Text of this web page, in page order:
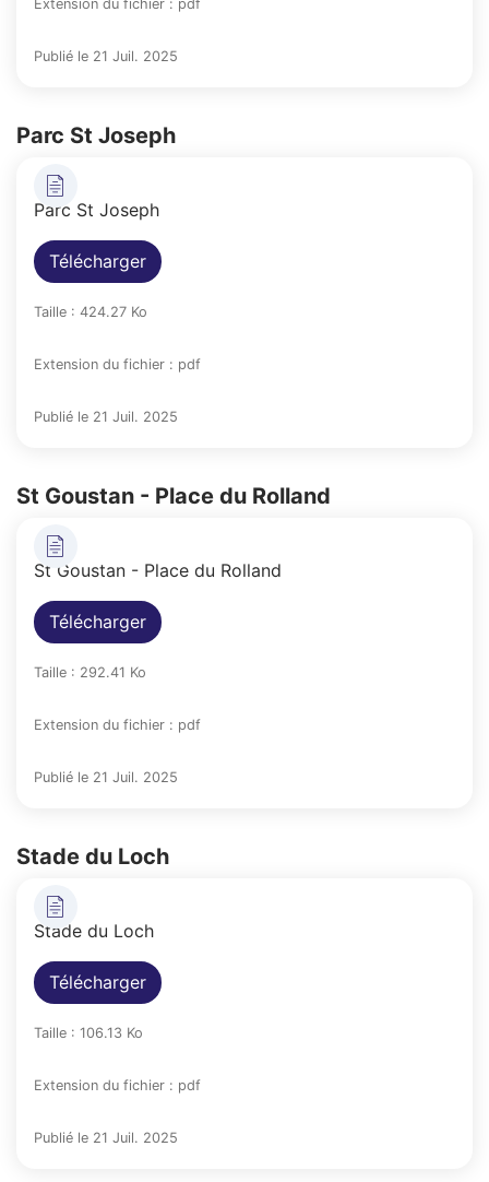
Extension du fichier : pdf
Publié le 21 Juil. 2025
Parc St Joseph
Parc St Joseph
Télécharger
Taille : 424.27 Ko
Extension du fichier : pdf
Publié le 21 Juil. 2025
St Goustan - Place du Rolland
St Goustan - Place du Rolland
Télécharger
Taille : 292.41 Ko
Extension du fichier : pdf
Publié le 21 Juil. 2025
Stade du Loch
Stade du Loch
Télécharger
Taille : 106.13 Ko
Extension du fichier : pdf
Publié le 21 Juil. 2025